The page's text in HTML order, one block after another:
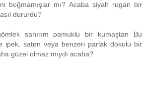
boğmamışlar mı? Acaba siyah rugan bir
dururdu?
sanırım pamuklu bir kumaştan Bu
ipek, saten veya benzeri parlak dokulu bir
güzel olmaz mıydı acaba?